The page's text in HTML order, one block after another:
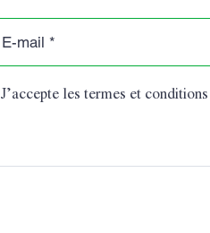
J’accepte les termes et conditions